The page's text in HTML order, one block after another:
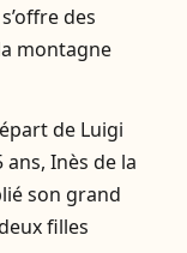
des
montagne
de Luigi
Inès de la
son grand
filles